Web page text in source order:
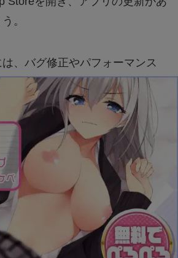
。
、バグ修正やパフォーマンス
場合があります。